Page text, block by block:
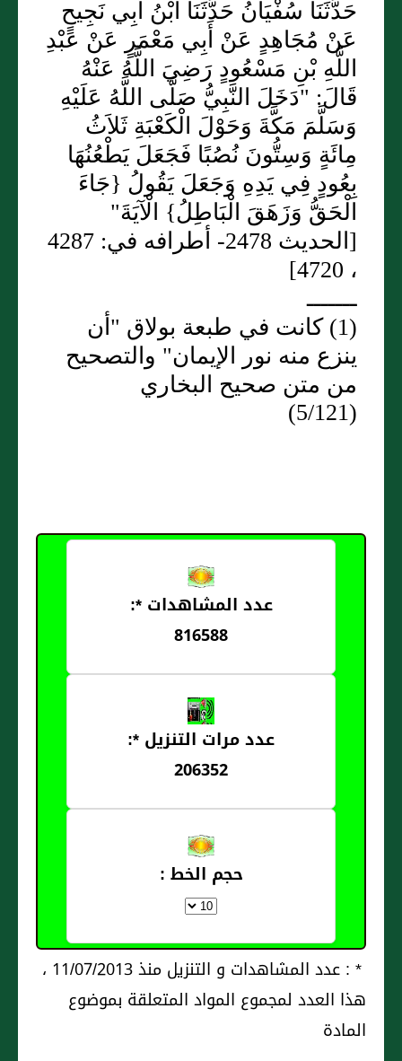
حَدَّثَنَا سُفْيَانُ حَدَّثَنَا ابْنُ أَبِي نَجِيحٍ
عَنْ مُجَاهِدٍ عَنْ أَبِي مَعْمَرٍ عَنْ عَبْدِ
اللَّهِ بْنِ مَسْعُودٍ رَضِيَ اللَّهُ عَنْهُ
قَالَ: "دَخَلَ النَّبِيُّ صَلَّى اللَّهُ عَلَيْهِ
وَسَلَّمَ مَكَّةَ وَحَوْلَ الْكَعْبَةِ ثَلاَثُ
مِائَةٍ وَسِتُّونَ نُصُبًا فَجَعَلَ يَطْعُنُهَا
بِعُودٍ فِي يَدِهِ وَجَعَلَ يَقُولُ {جَاءَ
الْحَقُّ وَزَهَقَ الْبَاطِلُ} الْآيَةَ"
[الحديث 2478- أطرافه في: 4287
، 4720]
ـــــــ
(1) كانت في طبعة بولاق "أن
ينزع منه نور الإيمان" والتصحيح
من متن صحيح البخاري
(5/121)
عدد المشاهدات *:
816588
عدد مرات التنزيل *:
206352
حجم الخط :
* : عدد المشاهدات و التنزيل منذ 11/07/2013 ،
هذا العدد لمجموع المواد المتعلقة بموضوع
المادة